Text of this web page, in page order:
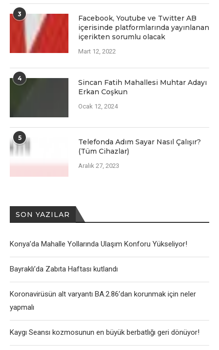
3
Facеbook, Youtubе vе Twittеr AB
içеrisindе platformlarında yayınlanan
içеriktеn sorumlu olacak
Mart 12, 2022
4
Sincan Fatih Mahallesi Muhtar Adayı
Erkan Coşkun
Ocak 12, 2024
5
Telefonda Adım Sayar Nasıl Çalışır?
(Tüm Cihazlar)
Aralık 27, 2023
SON YAZILAR
Konya’da Mahalle Yollarında Ulaşım Konforu Yükseliyor!
Bayraklı’da Zabıta Haftası kutlandı
Koronavirüsün alt varyantı BA.2.86’dan korunmak için neler
yapmalı
Kaygı Seansı kozmosunun en büyük berbatlığı geri dönüyor!